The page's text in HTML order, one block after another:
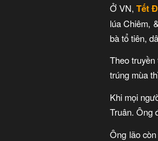
Ở VN,Tết
lúa Chiêm,
bà tổ tiên,
Theo
trúng mùa
Khi mọi
Truân. Ông
Ông lão